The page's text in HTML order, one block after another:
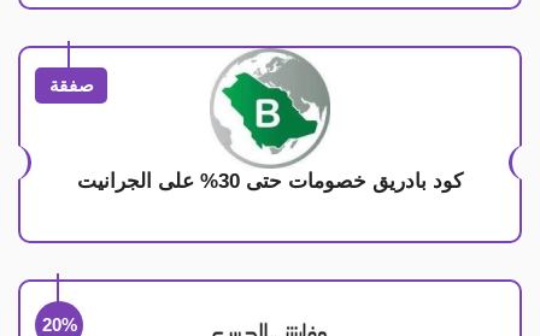
صفقة
كود بادريق خصومات حتى 30% على الجرانيت
20%